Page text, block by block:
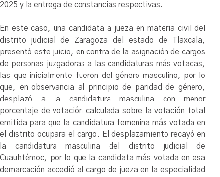
2025 y la entrega de constancias respectivas.
En este caso, una candidata a jueza en materia civil del
distrito judicial de Zaragoza del estado de Tlaxcala,
presentó este juicio, en contra de la asignación de cargos
de personas juzgadoras a las candidaturas más votadas,
las que inicialmente fueron del género masculino, por lo
que, en observancia al principio de paridad de género,
desplazó a la candidatura masculina con menor
porcentaje de votación calculada sobre la votación total
emitida para que la candidatura femenina más votada en
el distrito ocupara el cargo. El desplazamiento recayó en
la candidatura masculina del distrito judicial de
Cuauhtémoc, por lo que la candidata más votada en esa
demarcación accedió al cargo de jueza en la especialidad